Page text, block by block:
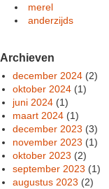
merel
anderzijds
Archieven
december 2024 (2)
oktober 2024 (1)
juni 2024 (1)
maart 2024 (1)
december 2023 (3)
november 2023 (1)
oktober 2023 (2)
september 2023 (1)
augustus 2023 (2)